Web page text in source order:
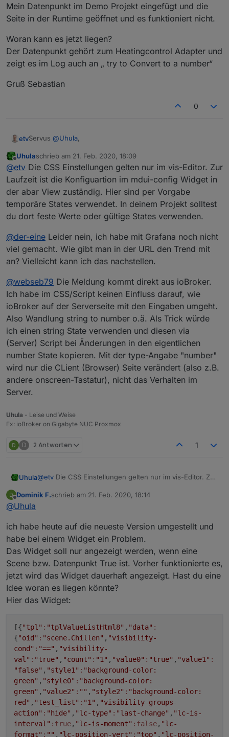
Mein Datenpunkt im Demo Projekt eingefügt und die
Seite in der Runtime geöffnet und es funktioniert nicht.
Woran kann es jetzt liegen?
Der Datenpunkt gehört zum Heatingcontrol Adapter und
zeigt es im Log auch an „ try to Convert to a number“
Gruß Sebastian
0
etvServus @Uhula,
irgendwie bekomm' ich den Dark-Theme nicht hin. Im VIS
Editor bekomme ich die richtige Ansicht, aber in der
Runtime dann nicht - da bleibt der Hintergrund weiß...
Detto bei deinem Beispielprojekt - da ist die Landingpage
richtig, die folgenden Seiten aber alle weiß im
Hintergrund....
  /* Design-time light-Theme */
  --design-vis-font-color: #000000;
  --design-hint-background: #0000ff;
  --design-hint-color: #ffffff;
  --design-grid: #000000;
  /* Design-time dark-Theme */
  --design-background: #404040;
  --design-vis-font-color: #ffffff;
  --design-hint-background: #ff8000;
  --design-hint-color: #ffffff;
  --design-grid: #ffffff;
  */
hab alles wie oben in deiner Antwort...
Liebe Grüße
Offline
Uhulaschrieb am 21. Feb. 2020, 18:09
zuletzt editiert von
@etv Die CSS Einstellungen gelten nur im vis-Editor. Zur
Laufzeit ist die Konfiguartion im mdui-config Widget in
der abar View zuständig. Hier sind per Vorgabe
temporäre States verwendet. In deinem Projekt solltest
du dort feste Werte oder gültige States verwenden.
@der-eine Leider nein, ich habe mit Grafana noch nicht
viel gemacht. Wie gibt man in der URL den Trend mit
an? Vielleicht kann ich das nachstellen.
@webseb79 Die Meldung kommt direkt aus ioBroker.
Ich habe im CSS/Script keinen Einfluss darauf, wie
ioBroker auf der Serverseite mit den Eingaben umgeht.
Also Wandlung string to number o.ä. Als Trick würde
ich einen string State verwenden und diesen via
(Server) Script bei Änderungen in den eigentlichen
number State kopieren. Mit der type-Angabe "number"
wird nur die CLient (Browser) Seite verändert (also z.B.
andere onscreen-Tastatur), nicht das Verhalten im
Server.
Uhula - Leise und Weise
Ex: ioBroker on Gigabyte NUC Proxmox
D 2 Antworten 1
Uhula@etv Die CSS Einstellungen gelten nur im vis-Editor. Zur
der abar View zuständig. Hier sind per Vorgabe
@ der-eineLeider nein, ich habe mit Grafana noch nicht
habe im CSS/Script keinen Einfluss darauf, wie ioBroker
auf der Serverseite mit den Eingaben umgeht. Also
Wandlung string to number o.ä. Als Trick würde ich
einen string State verwenden und diesen via (Server)
Script bei Änderungen in den eigentlichen number State
kopieren. Mit der type-Angabe "number" wird nur die
CLient (Browser) Seite verändert (also z.B. andere
onscreen-Tastatur), nicht das Verhalten im Server.
Offline
Dominik F.schrieb am 21. Feb. 2020, 18:14
zuletzt editiert von
@Uhula
ich habe heute auf die neueste Version umgestellt und
habe bei einem Widget ein Problem.
Das Widget soll nur angezeigt werden, wenn eine
Scene bzw. Datenpunkt True ist. Vorher funktionierte es,
jetzt wird das Widget dauerhaft angezeigt. Hast du eine
Idee woran es liegen könnte?
Hier das Widget:
[{"tpl" : "tplValueListHtml8" , "data" :
{"oid" : "scene.Chillen" , "visibility-
cond" : "==" , "visibility-
val" : "true" , "count" : "1" , "value0" : "true" , "value1" :
"false" , "style1" : "background-color:
green" , "style0" : "background-color:
green" , "value2" : "" , "style2" : "background-color:
red" , "test_list" : "1" , "visibility-groups-
action" : "hide" , "lc-type" : "last-change" , "lc-is-
interval" :true, "lc-is-moment" :false, "lc-
format" : "" , "lc-position-vert" : "top" , "lc-position-